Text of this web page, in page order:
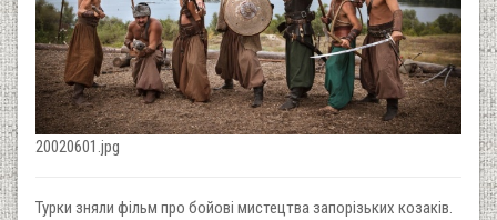
20020601.jpg
Турки зняли фільм про бойові мистецтва запорізьких козаків.